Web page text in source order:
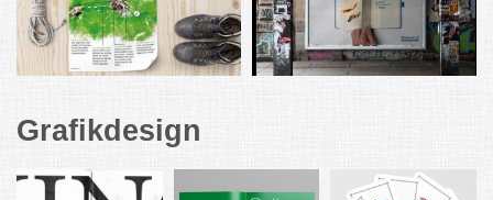
Grafikdesign